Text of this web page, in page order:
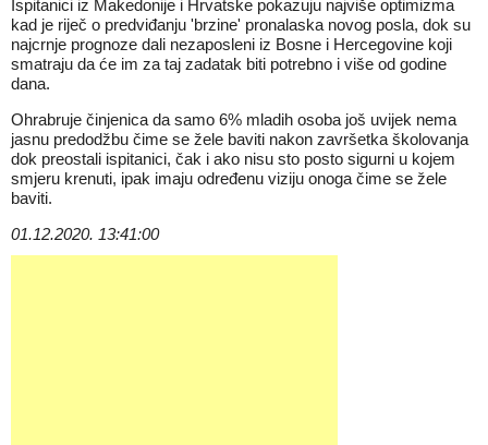
Ispitanici iz Makedonije i Hrvatske pokazuju najviše optimizma
kad je riječ o predviđanju 'brzine' pronalaska novog posla, dok su
najcrnje prognoze dali nezaposleni iz Bosne i Hercegovine koji
smatraju da će im za taj zadatak biti potrebno i više od godine
dana.
Ohrabruje činjenica da samo 6% mladih osoba još uvijek nema
jasnu predodžbu čime se žele baviti nakon završetka školovanja
dok preostali ispitanici, čak i ako nisu sto posto sigurni u kojem
smjeru krenuti, ipak imaju određenu viziju onoga čime se žele
baviti.
01.12.2020. 13:41:00